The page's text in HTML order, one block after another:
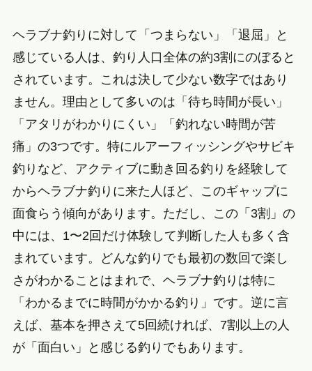
ヘラブナ釣りに対して「つまらない」「退屈」と
感じている人は、釣り人口全体の約3割にのぼると
されています。これは決して少ない数字ではあり
ません。理由として多いのは「待ち時間が長い」
「アタリがわかりにくい」「釣れない時間が苦
痛」の3つです。特にルアーフィッシングやサビキ
釣りなど、アクティブに動き回る釣りを経験して
からヘラブナ釣りに来た人ほど、このギャップに
面食らう傾向があります。ただし、この「3割」の
中には、1〜2回だけ体験して判断した人も多く含
まれています。どんな釣りでも最初の数回で楽し
さがわかることはまれで、ヘラブナ釣りは特に
「わかるまでに時間がかかる釣り」です。逆に言
えば、基本を押さえて5回続ければ、7割以上の人
が「面白い」と感じる釣りでもあります。